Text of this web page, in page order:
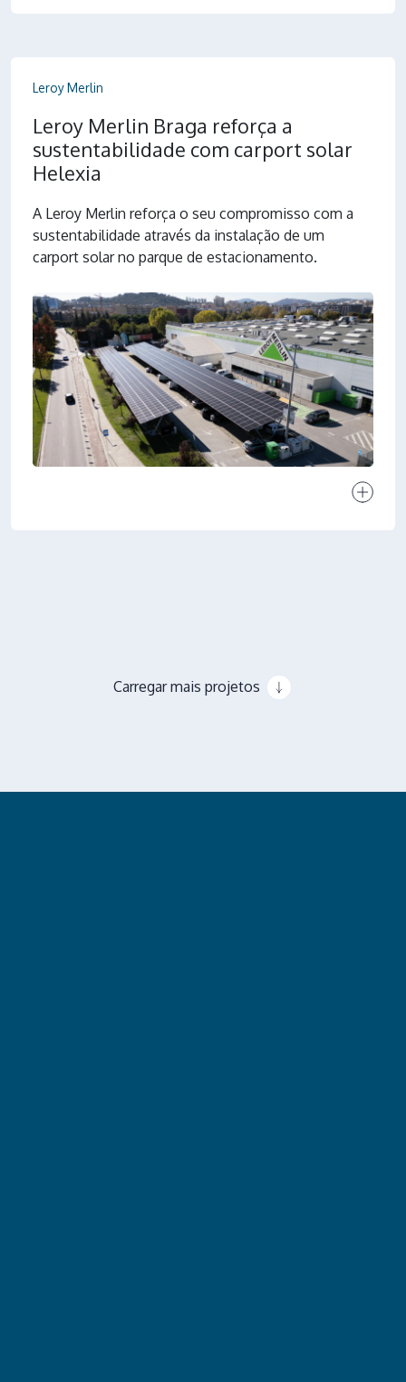
Leroy Merlin
Leroy Merlin Braga reforça a
sustentabilidade com carport solar
Helexia
A Leroy Merlin reforça o seu compromisso com a
sustentabilidade através da instalação de um
carport solar no parque de estacionamento.
Ver
Carregar mais projetos